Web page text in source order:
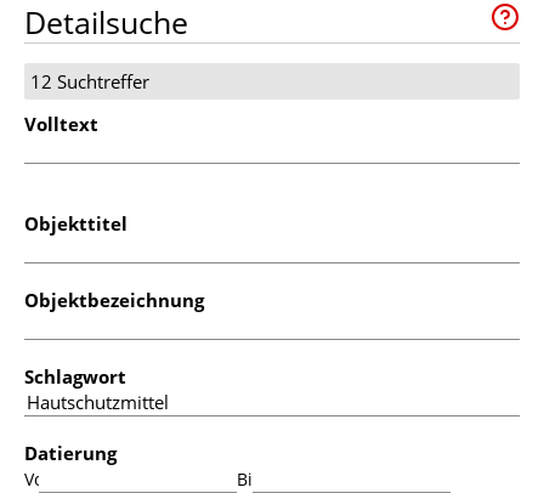
Detailsuche
12 Suchtreffer
Volltext
Objekttitel
Objektbezeichnung
Schlagwort
Datierung
Von: Bis: